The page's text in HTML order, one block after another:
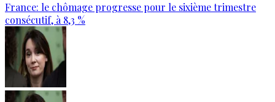
France: le chômage progresse pour le sixième trimestre
consécutif, à 8,3 %